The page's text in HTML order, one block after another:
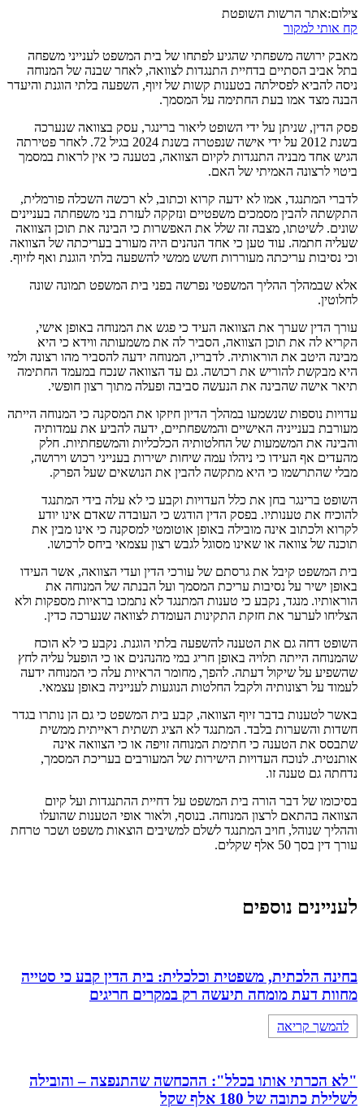
צילום:אתר הרשות השופטת
קח אותי למקור
מאבק ירושה משפחתי שהגיע לפתחו של בית המשפט לענייני משפחה
בתל אביב הסתיים בדחיית התנגדות לצוואה, לאחר שבנה של המנוחה
ניסה להביא לפסילתה בטענות קשות של זיוף, השפעה בלתי הוגנת והיעדר
הבנה מצד אמו בעת החתימה על המסמך.
פסק הדין, שניתן על ידי השופט ליאור ברינגר, עסק בצוואה שנערכה
בשנת 2012 על ידי אישה שנפטרה בשנת 2024 בגיל 72. לאחר פטירתה
הגיש אחד מבניה התנגדות לקיום הצוואה, בטענה כי אין לראות במסמך
ביטוי לרצונה האמיתי של האם.
לדברי המתנגד, אמו לא ידעה קרוא וכתוב, לא רכשה השכלה פורמלית,
התקשתה להבין מסמכים משפטיים ונזקקה לעזרת בני משפחתה בעניינים
שונים. לשיטתו, מצבה זה שלל את האפשרות כי הבינה את תוכן הצוואה
שעליה חתמה. עוד טען כי אחד הנהנים היה מעורב בעריכתה של הצוואה
וכי נסיבות עריכתה מעוררות חשש ממשי להשפעה בלתי הוגנת ואף לזיוף.
אלא שבמהלך ההליך המשפטי נפרשה בפני בית המשפט תמונה שונה
לחלוטין.
עורך הדין שערך את הצוואה העיד כי פגש את המנוחה באופן אישי,
הקריא לה את תוכן הצוואה, הסביר לה את משמעותה ווידא כי היא
מבינה היטב את הוראותיה. לדבריו, המנוחה ידעה להסביר מהו רצונה ולמי
היא מבקשת להוריש את רכושה. גם עד הצוואה שנכח במעמד החתימה
תיאר אישה שהבינה את הנעשה סביבה ופעלה מתוך רצון חופשי.
עדויות נוספות שנשמעו במהלך הדיון חיזקו את המסקנה כי המנוחה הייתה
מעורבת בענייניה האישיים והמשפחתיים, ידעה להביע את עמדותיה
והבינה את המשמעות של החלטותיה הכלכליות והמשפחתיות. חלק
מהעדים אף העידו כי ניהלו עמה שיחות ישירות בענייני רכוש וירושה,
מבלי שהתרשמו כי היא מתקשה להבין את הנושאים שעל הפרק.
השופט ברינגר בחן את כלל העדויות וקבע כי לא עלה בידי המתנגד
להוכיח את טענותיו. בפסק הדין הודגש כי העובדה שאדם אינו יודע
לקרוא ולכתוב אינה מובילה באופן אוטומטי למסקנה כי אינו מבין את
תוכנה של צוואה או שאינו מסוגל לגבש רצון עצמאי ביחס לרכושו.
בית המשפט קיבל את גרסתם של עורכי הדין ועדי הצוואה, אשר העידו
באופן ישיר על נסיבות עריכת המסמך ועל הבנתה של המנוחה את
הוראותיו. מנגד, נקבע כי טענות המתנגד לא נתמכו בראיות מספקות ולא
הצליחו לערער את חזקת התקינות העומדת לצוואה שנערכה כדין.
השופט דחה גם את הטענה להשפעה בלתי הוגנת. נקבע כי לא הוכח
שהמנוחה הייתה תלויה באופן חריג במי מהנהנים או כי הופעל עליה לחץ
שהשפיע על שיקול דעתה. להפך, מחומר הראיות עלה כי המנוחה ידעה
לעמוד על רצונותיה ולקבל החלטות הנוגעות לענייניה באופן עצמאי.
באשר לטענות בדבר זיוף הצוואה, קבע בית המשפט כי גם הן נותרו בגדר
חשדות והשערות בלבד. המתנגד לא הציג תשתית ראייתית ממשית
שתבסס את הטענה כי חתימת המנוחה זויפה או כי הצוואה אינה
אותנטית. לנוכח העדויות הישירות של המעורבים בעריכת המסמך,
נדחתה גם טענה זו.
בסיכומו של דבר הורה בית המשפט על דחיית ההתנגדות ועל קיום
הצוואה בהתאם לרצון המנוחה. בנוסף, ולאור אופי הטענות שהועלו
וההליך שנוהל, חויב המתנגד לשלם למשיבים הוצאות משפט ושכר טרחת
עורך דין בסך 50 אלף שקלים.
לעניינים נוספים
בחינה הלכתית, משפטית וכלכלית: בית הדין קבע כי סטייה
מחוות דעת מומחה תיעשה רק במקרים חריגים
להמשך קריאה
"לא הכרתי אותו בכלל": ההכחשה שהתנפצה – והובילה
לשלילת כתובה של 180 אלף שקל